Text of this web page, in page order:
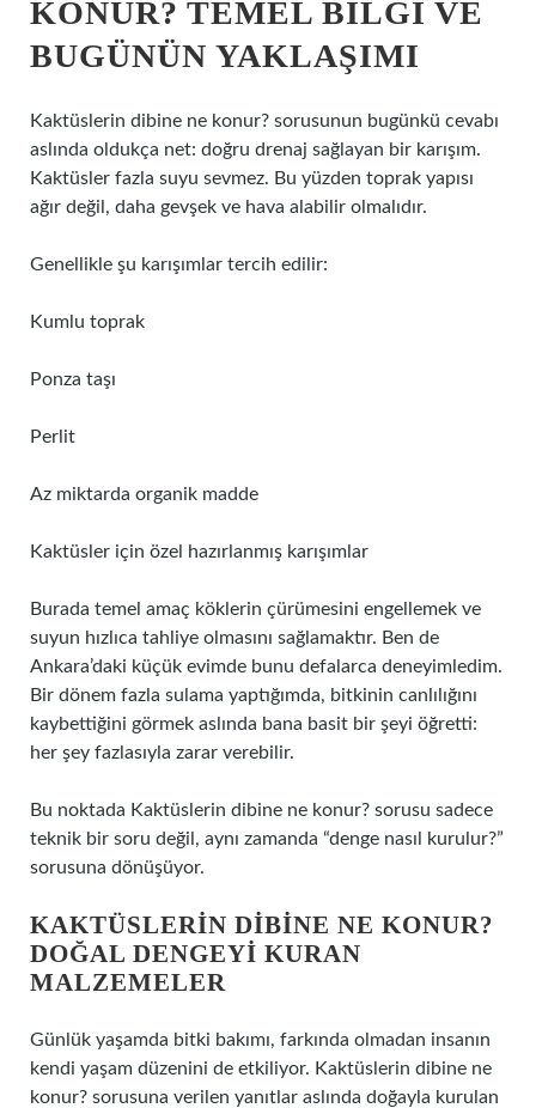
KONUR? TEMEL BILGI VE
BUGÜNÜN YAKLAŞIMI
Kaktüslerin dibine ne konur? sorusunun bugünkü cevabı
aslında oldukça net: doğru drenaj sağlayan bir karışım.
Kaktüsler fazla suyu sevmez. Bu yüzden toprak yapısı
ağır değil, daha gevşek ve hava alabilir olmalıdır.
Genellikle şu karışımlar tercih edilir:
Kumlu toprak
Ponza taşı
Perlit
Az miktarda organik madde
Kaktüsler için özel hazırlanmış karışımlar
Burada temel amaç köklerin çürümesini engellemek ve
suyun hızlıca tahliye olmasını sağlamaktır. Ben de
Ankara’daki küçük evimde bunu defalarca deneyimledim.
Bir dönem fazla sulama yaptığımda, bitkinin canlılığını
kaybettiğini görmek aslında bana basit bir şeyi öğretti:
her şey fazlasıyla zarar verebilir.
Bu noktada Kaktüslerin dibine ne konur? sorusu sadece
teknik bir soru değil, aynı zamanda “denge nasıl kurulur?”
sorusuna dönüşüyor.
KAKTÜSLERIN DIBINE NE KONUR?
DOĞAL DENGEYI KURAN
MALZEMELER
Günlük yaşamda bitki bakımı, farkında olmadan insanın
kendi yaşam düzenini de etkiliyor. Kaktüslerin dibine ne
konur? sorusuna verilen yanıtlar aslında doğayla kurulan